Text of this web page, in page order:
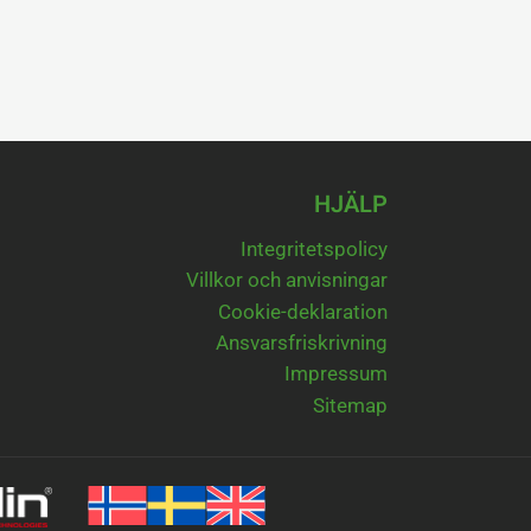
HJÄLP
Integritetspolicy
Villkor och anvisningar
Cookie-deklaration
Ansvarsfriskrivning
Impressum
Sitemap